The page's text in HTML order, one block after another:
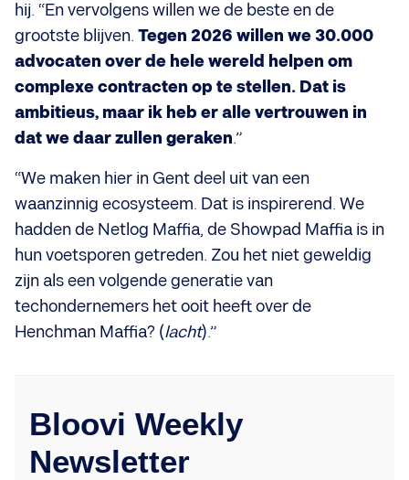
hij. “En vervolgens willen we de beste en de
grootste blijven. Tegen 2026 willen we 30.000
advocaten over de hele wereld helpen om
complexe contracten op te stellen. Dat is
ambitieus, maar ik heb er alle vertrouwen in
dat we daar zullen geraken.”
“We maken hier in Gent deel uit van een
waanzinnig ecosysteem. Dat is inspirerend. We
hadden de Netlog Maffia, de Showpad Maffia is in
hun voetsporen getreden. Zou het niet geweldig
zijn als een volgende generatie van
techondernemers het ooit heeft over de
Henchman Maffia? (lacht).”
Bloovi Weekly
Newsletter